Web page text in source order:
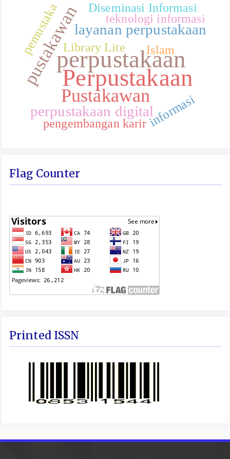
Perpustakaan
perpustakaan
Pustakawan
pustakawanlayanan perpustakaan
perpustakaan digital
pemustaka
informasi
Library Lite Islam
teknologi informasi
Diseminasi Informasi
pengembangan karir
Flag Counter
Printed ISSN